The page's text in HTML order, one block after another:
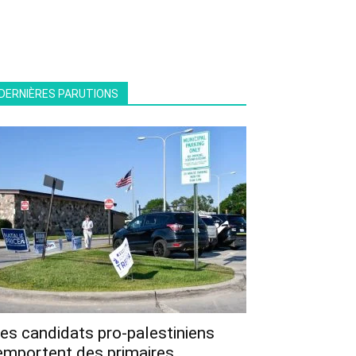
PARUTIONS
candidats pro-palestiniens